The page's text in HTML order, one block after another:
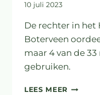
10 juli 2023
De rechter in het
Boterveen
maar 4 van de
gebruiken.
LEES MEER HOGER